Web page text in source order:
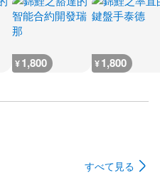
¥1,800 ¥1,800
すべて見る